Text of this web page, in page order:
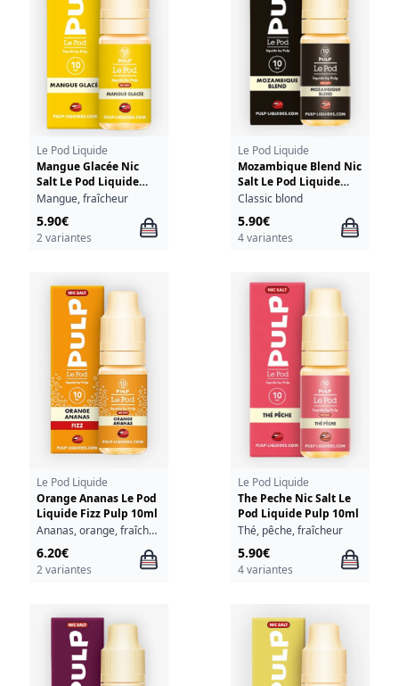
Le Pod Liquide
Mangue Glacée Nic
Salt Le Pod Liquide
Pulp 10ml
Mangue, fraîcheur
5.90€
2 variantes
Le Pod Liquide
Mozambique Blend Nic
Salt Le Pod Liquide
Pulp 10ml
Classic blond
5.90€
4 variantes
Le Pod Liquide
Orange Ananas Le Pod
Liquide Fizz Pulp 10ml
Ananas, orange, fraîcheur
6.20€
2 variantes
Le Pod Liquide
The Peche Nic Salt Le
Pod Liquide Pulp 10ml
Thé, pêche, fraîcheur
5.90€
4 variantes